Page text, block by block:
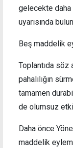
gelecekte daha
uyarısında
Beş maddelik
Toplantıda söz
pahalılığın
tamamen
de olumsuz
Daha önce
maddelik eylem